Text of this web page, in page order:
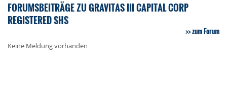
FORUMSBEITRÄGE ZU GRAVITAS III CAPITAL CORP
REGISTERED SHS
zum Forum
Keine Meldung vorhanden